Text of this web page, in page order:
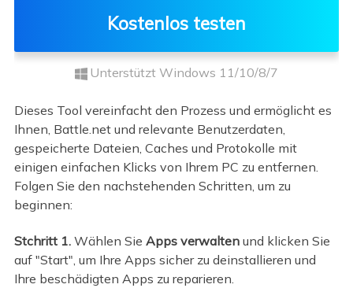
Kostenlos testen
Unterstützt Windows 11/10/8/7
Dieses Tool vereinfacht den Prozess und ermöglicht es
Ihnen, Battle.net und relevante Benutzerdaten,
gespeicherte Dateien, Caches und Protokolle mit
einigen einfachen Klicks von Ihrem PC zu entfernen.
Folgen Sie den nachstehenden Schritten, um zu
beginnen:
Stchritt 1. Wählen Sie Apps verwaltenund klicken Sie
auf "Start", um Ihre Apps sicher zu deinstallieren und
Ihre beschädigten Apps zu reparieren.